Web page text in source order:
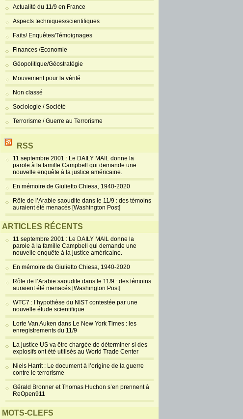
Actualité du 11/9 en France
Aspects techniques/scientifiques
Faits/ Enquêtes/Témoignages
Finances /Economie
Géopolitique/Géostratégie
Mouvement pour la vérité
Non classé
Sociologie / Société
Terrorisme / Guerre au Terrorisme
RSS
11 septembre 2001 : Le DAILY MAIL donne la
parole à la famille Campbell qui demande une
nouvelle enquête à la justice américaine.
En mémoire de Giulietto Chiesa, 1940-2020
Rôle de l’Arabie saoudite dans le 11/9 : des témoins
auraient été menacés [Washington Post]
ARTICLES RÉCENTS
11 septembre 2001 : Le DAILY MAIL donne la
parole à la famille Campbell qui demande une
nouvelle enquête à la justice américaine.
En mémoire de Giulietto Chiesa, 1940-2020
Rôle de l’Arabie saoudite dans le 11/9 : des témoins
auraient été menacés [Washington Post]
WTC7 : l’hypothèse du NIST contestée par une
nouvelle étude scientifique
Lorie Van Auken dans Le New York Times : les
enregistrements du 11/9
La justice US va être chargée de déterminer si des
explosifs ont été utilisés au World Trade Center
Niels Harrit : Le document à l’origine de la guerre
contre le terrorisme
Gérald Bronner et Thomas Huchon s’en prennent à
ReOpen911
MOTS-CLEFS